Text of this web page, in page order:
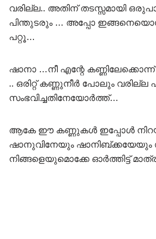
വരില്ല.. അതിന് തടസ്സമായി
പിന്തുടരും … അപ്പോ
പറ്റൂ…
ഷാനാ …നീ എന്റേ
.. ഒരിറ്റ് കണ്ണുനീർ പോലും വരില്ല
സംഭവിച്ചതിനേയോർത്ത്…
ആകേ ഈ കണ്ണുകൾ ഇപ്പോൾ
ഷാനുവിനേയും ഷാനിബ്ക്കയേയും
നിങ്ങളെയുമൊക്കേ ഓർത്തിട്ട്